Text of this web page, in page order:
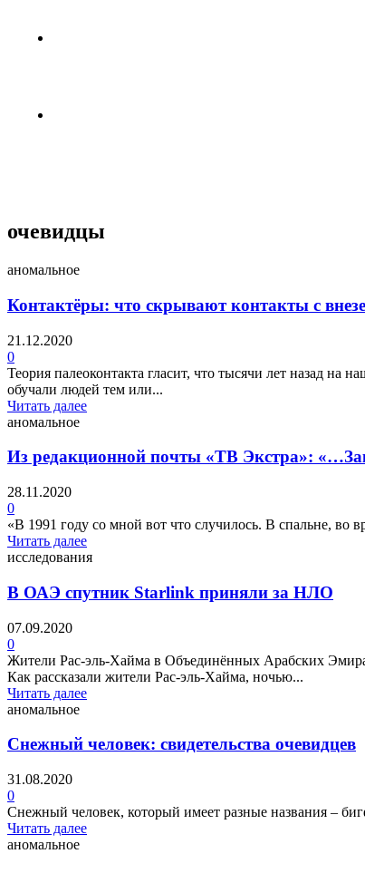
очевидцы
аномальное
Контактёры: что скрывают контакты с
21.12.2020
0
Теория палеоконтакта гласит, что тысячи лет назад на
обучали людей тем или...
Читать далее
аномальное
Из редакционной почты «ТВ Экстра»:
28.11.2020
0
«В 1991 году со мной вот что случилось. В спальне, во
Читать далее
исследования
В ОАЭ спутник Starlink приняли за НЛО
07.09.2020
0
Жители Рас-эль-Хайма в Объединённых Арабских
Как рассказали жители Рас-эль-Хайма, ночью...
Читать далее
аномальное
Снежный человек: свидетельства очевидцев
31.08.2020
0
Снежный человек, который имеет разные названия –
Читать далее
аномальное